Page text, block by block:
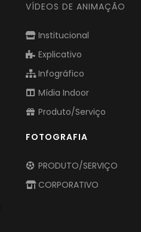
VÍDEOS DE ANIMAÇÃO
Institucional
Explicativo
Infográfico
Mídia Indoor
Produto/Serviço
FOTOGRAFIA
PRODUTO/SERVIÇO
CORPORATIVO